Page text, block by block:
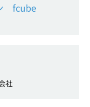
fcube
社